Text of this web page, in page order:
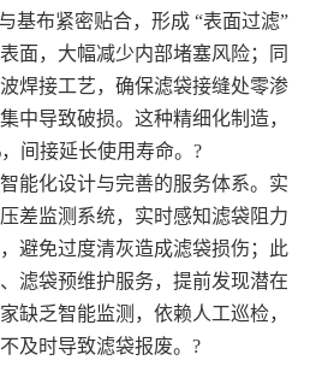
基布紧密贴合，形成 “表面过滤”
面，大幅减少内部堵塞风险；同
焊接工艺，确保滤袋接缝处零渗
中导致破损。这种精细化制造，
间接延长使用寿命。?
能化设计与完善的服务体系。实
差监测系统，实时感知滤袋阻力
避免过度清灰造成滤袋损伤；此
滤袋预维护服务，提前发现潜在
缺乏智能监测，依赖人工巡检，
及时导致滤袋报废。?